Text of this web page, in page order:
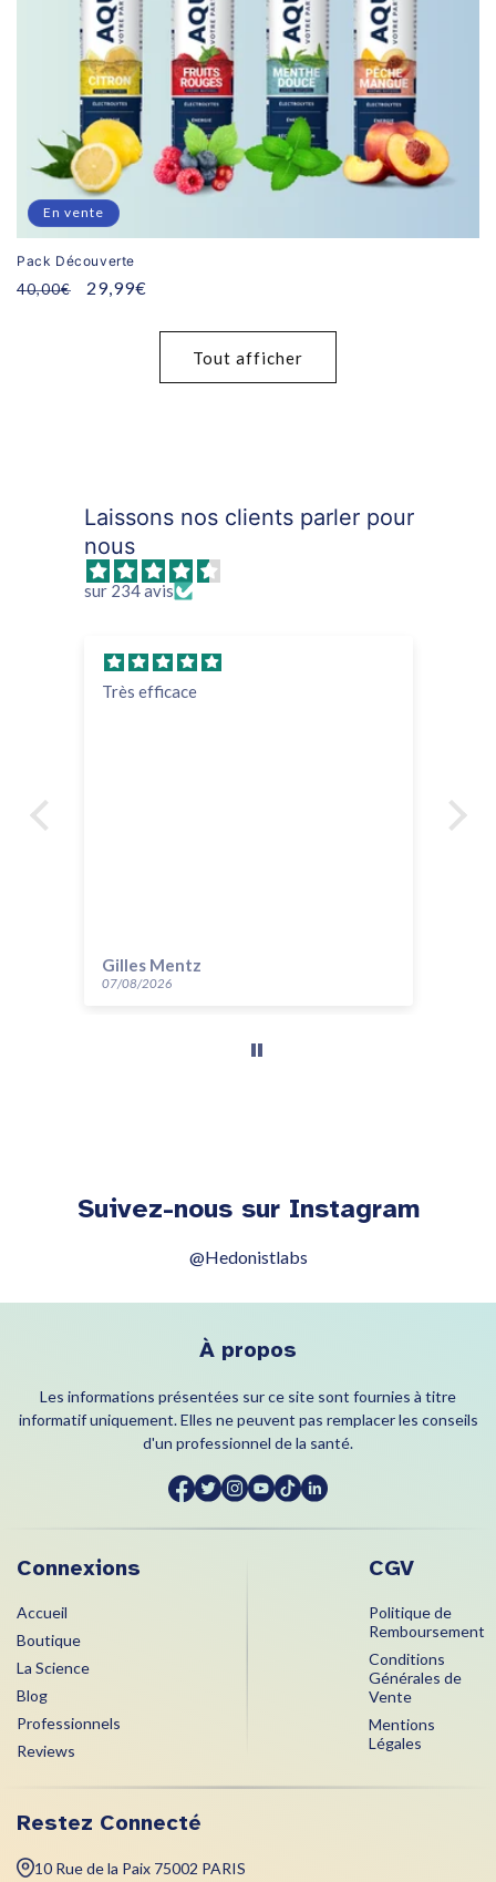
En vente
Pack Découverte
Prix
40,00€
Prix
29,99€
Tout afficher
Laissons nos clients parler pour
nous
sur 234 avis
Très efficace
Gilles Mentz
07/08/2026
Suivez-nous sur Instagram
@Hedonistlabs
À propos
Les informations présentées sur ce site sont fournies à titre
informatif uniquement. Elles ne peuvent pas remplacer les conseils
d'un professionnel de la santé.
Connexions
Accueil
Boutique
La Science
Blog
Professionnels
Reviews
CGV
Politique de
Remboursement
Conditions
Générales de
Vente
Mentions
Légales
Restez Connecté
10 Rue de la Paix 75002 PARIS